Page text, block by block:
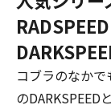
コブラのなかで
の